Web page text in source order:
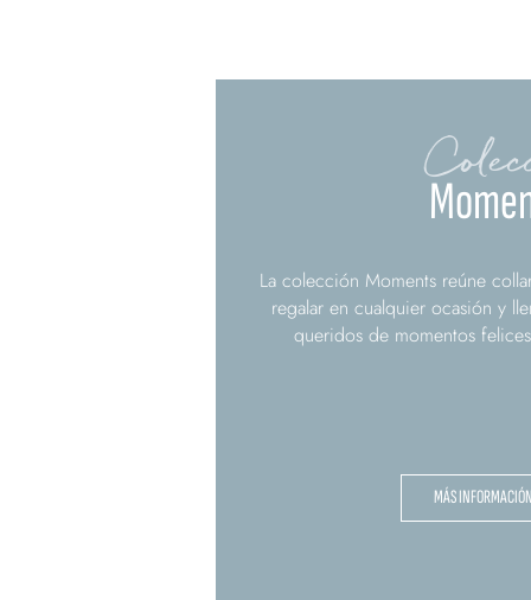
La colección Moments reúne
regalar en cualquier ocasión y
queridos de momentos
MÁS